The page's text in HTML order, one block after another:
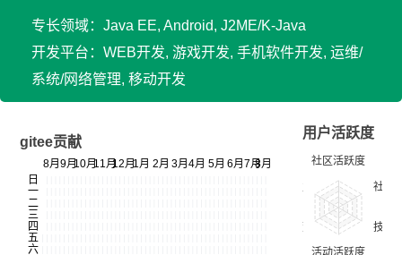
专长领域：Java EE, Android, J2ME/K-Java
开发平台：WEB开发, 游戏开发, 手机软件开发, 运维/
系统/网络管理, 移动开发
gitee贡献
用户活跃度